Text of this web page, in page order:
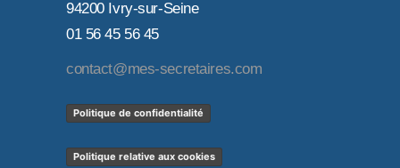
94200 Ivry-sur-Seine
01 56 45 56 45
contact@mes-secretaires.com
Politique de confidentialité
Politique relative aux cookies